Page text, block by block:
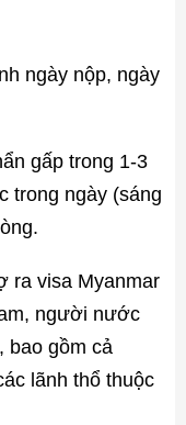
ngày nộp, ngày
gấp trong 1-3
trong ngày (sáng
ra visa Myanmar
người nước
bao gồm cả
lãnh thổ thuộc